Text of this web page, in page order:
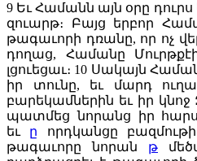
9 Եւ Համանն այն օրը
զուարթ։ Բայց երբոր
թագաւորի դռանը, որ ոչ
դողաց, Համանը
լցուեցաւ։ 10 Սակայն
իր տունը, եւ մարդ
բարեկամներին եւ իր կնոջ
պատմեց նորանց իր
եւ ը
որդկանցը
թագաւորը նորան թ